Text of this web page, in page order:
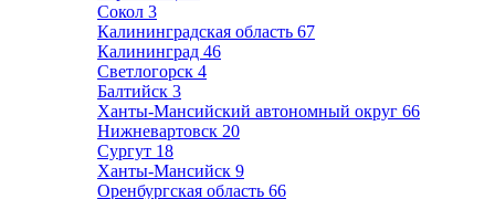
Сокол 3
Калининградская область 67
Калининград 46
Светлогорск 4
Балтийск 3
Ханты-Мансийский автономный округ 66
Нижневартовск 20
Сургут 18
Ханты-Мансийск 9
Оренбургская область 66